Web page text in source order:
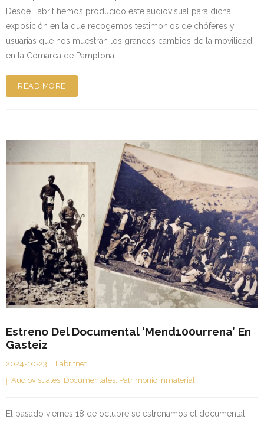
Desde Labrit hemos producido este audiovisual para dicha
exposición en la que recogemos testimonios de chóferes y
usuarias que nos muestran los grandes cambios de la movilidad
en la Comarca de Pamplona.…
READ MORE
Estreno Del Documental ‘Mend100urrena’ En
Gasteiz
2024-10-23
Labritnet
Audiovisuales, Documentales, Patrimonio inmaterial
El pasado viernes 18 de octubre se estrenamos el documental